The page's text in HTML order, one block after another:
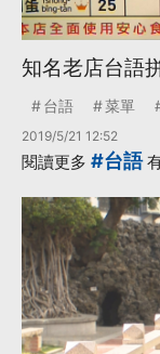
知名老店台語
台語 菜單
2019/5/21 12:52
閱讀更多 #台語